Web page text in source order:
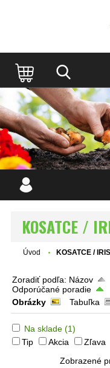
KOSATCE /
Úvod KOSATCE / IRIS
Zoradiť podľa: Názov
Odporúčané poradie
Obrázky
Tabuľka
Na sklade (1)
Tip
Akcia Zľava
Zobrazené